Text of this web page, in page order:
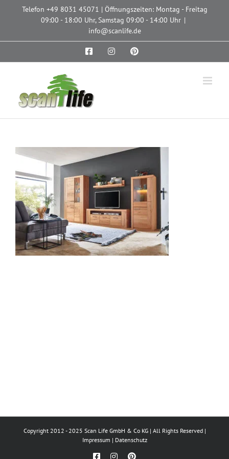
Telefon +49 8031 45071 | Öffnungszeiten: Montag - Freitag
09:00 - 18:00 Uhr, Samstag 09:00 - 14:00 Uhr |
info@scanlife.de
FacebookInstagramPinterest
Copyright 2012 - 2025 Scan Life GmbH & Co KG | All Rights Reserved |
Impressum | Datenschutz
FacebookInstagramPinterest